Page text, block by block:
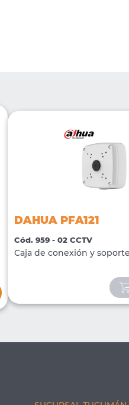
DAHUA PFA121
Cód. 959 - 02 CCTV
Caja de conexión y